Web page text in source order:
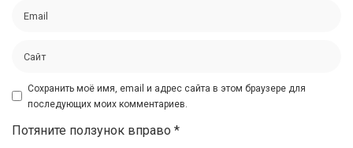
Сохранить моё имя, email и адрес сайта в этом браузере для
последующих моих комментариев.
Потяните ползунок вправо *